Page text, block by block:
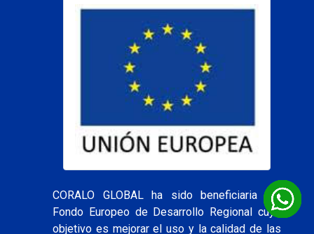
CORALO GLOBAL ha sido beneficiaria del
Fondo Europeo de Desarrollo Regional cuyo
objetivo es mejorar el uso y la calidad de las